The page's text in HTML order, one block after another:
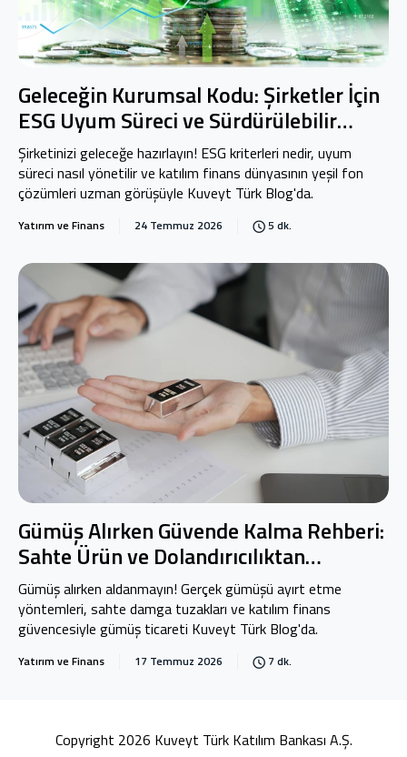
Geleceğin Kurumsal Kodu: Şirketler İçin
ESG Uyum Süreci ve Sürdürülebilir
Dönüşüm
Şirketinizi geleceğe hazırlayın! ESG kriterleri nedir, uyum
süreci nasıl yönetilir ve katılım finans dünyasının yeşil fon
çözümleri uzman görüşüyle Kuveyt Türk Blog'da.
Yatırım ve Finans 24 Temmuz 2026 5 dk.
Gümüş Alırken Güvende Kalma Rehberi:
Sahte Ürün ve Dolandırıcılıktan
Korunma Yolları
Gümüş alırken aldanmayın! Gerçek gümüşü ayırt etme
yöntemleri, sahte damga tuzakları ve katılım finans
güvencesiyle gümüş ticareti Kuveyt Türk Blog'da.
Yatırım ve Finans 17 Temmuz 2026 7 dk.
Copyright 2026 Kuveyt Türk Katılım Bankası A.Ş.